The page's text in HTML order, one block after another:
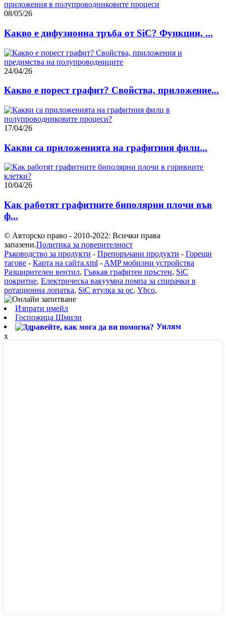
08/05/26
Какво е дифузионна тръба от SiC? Функции, ...
24/04/26
Какво е порест графит? Свойства, приложение...
17/04/26
Какви са приложенията на графитния филц...
10/04/26
Как работят графитните биполярни плочи във
ф...
© Авторско право - 2010-2022: Всички права
запазени.Политика за поверителност
Ръководство за продукти - Препоръчани продукти - Горещи
тагове - Карта на сайта.xml - AMP мобилни устройства
Разширителен вентил, Гъвкав графитен пръстен, SiC
покритие, Електрическа вакуумна помпа за спирачки в
ротационна лопатка, SiC втулка за ос, Ybco,
Изпрати имейл
Госпожица Шмили
Уилям
x